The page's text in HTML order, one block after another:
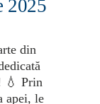
2025
din
💧 Prin
apei, le